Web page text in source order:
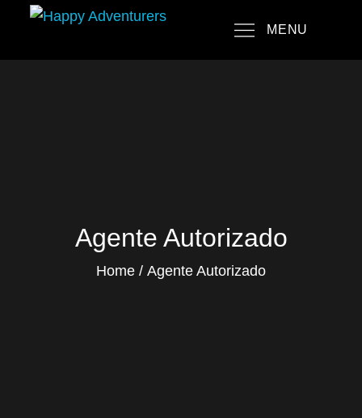
content
MENU
Agente Autorizado
Home Agente Autorizado